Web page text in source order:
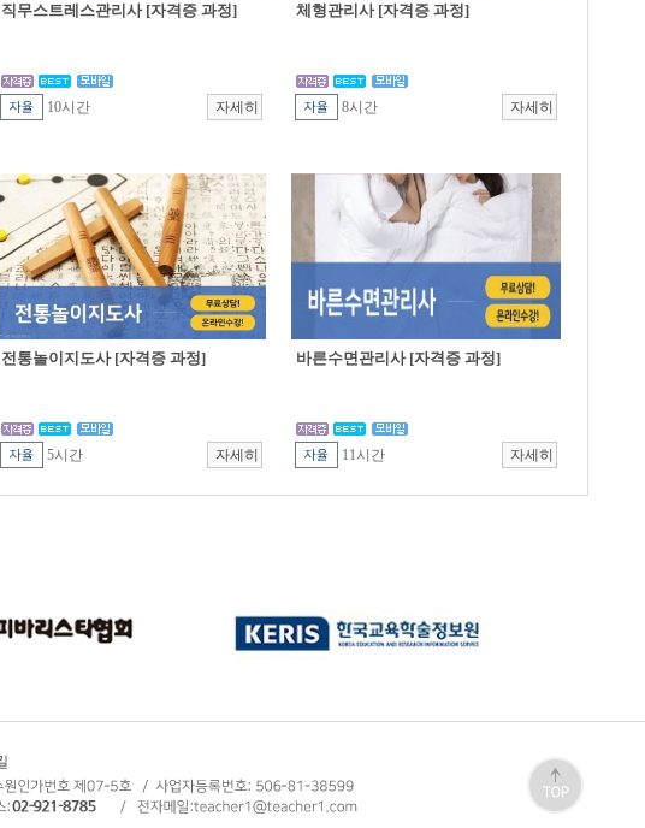
직무스트레스관리사 [자격증 과정]
10시간
체형관리사 [자격증 과정]
8시간
전통놀이지도사 [자격증 과정]
5시간
바른수면관리사 [자격증 과정]
11시간